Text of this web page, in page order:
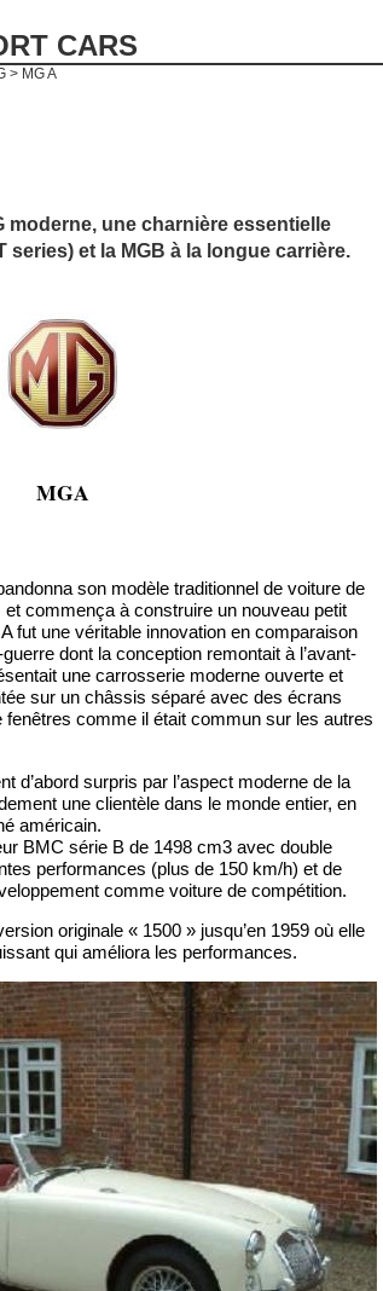
CARS
> MG A
moderne, une charnière essentielle
series) et la MGB à la longue carrière.
MGA
son modèle traditionnel de voiture de
et commença à construire un nouveau petit
fut une véritable innovation en comparaison
dont la conception remontait à l’avant-
une carrosserie moderne ouverte et
sur un châssis séparé avec des écrans
fenêtres comme il était commun sur les autres
d’abord surpris par l’aspect moderne de la
une clientèle dans le monde entier, en
américain.
BMC série B de 1498 cm3 avec double
performances (plus de 150 km/h) et de
comme voiture de compétition.
originale « 1500 » jusqu’en 1959 où elle
qui améliora les performances.